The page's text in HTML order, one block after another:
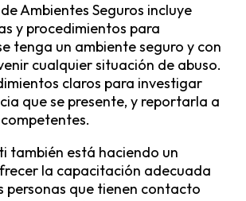
Ambientes Seguros incluye
y procedimientos para
tenga un ambiente seguro y con
cualquier situación de abuso.
claros para investigar
que se presente, y reportarla a
también está haciendo un
la capacitación adecuada
personas que tienen contacto